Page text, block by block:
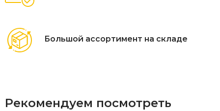
Большой ассортимент на складе
Рекомендуем посмотреть